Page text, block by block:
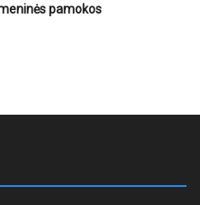
pamokos